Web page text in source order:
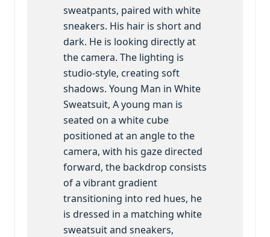
sweatpants, paired with white
sneakers. His hair is short and
dark. He is looking directly at
the camera. The lighting is
studio-style, creating soft
shadows. Young Man in White
Sweatsuit, A young man is
seated on a white cube
positioned at an angle to the
camera, with his gaze directed
forward, the backdrop consists
of a vibrant gradient
transitioning into red hues, he
is dressed in a matching white
sweatsuit and sneakers,